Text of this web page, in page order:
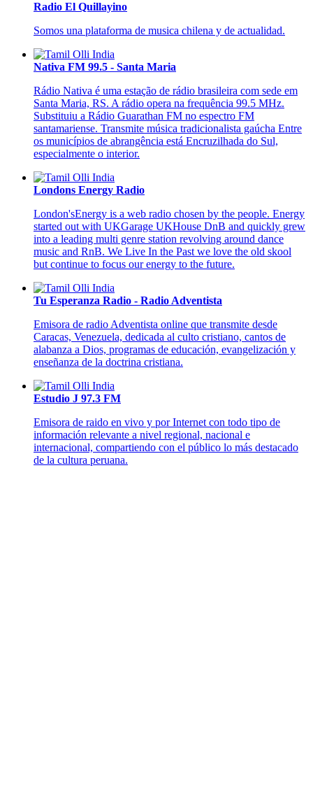
Radio El Quillayino
Somos una plataforma de musica chilena y de actualidad.
Nativa FM 99.5 - Santa Maria
Rádio Nativa é uma estação de rádio brasileira com sede em
Santa Maria, RS. A rádio opera na frequência 99.5 MHz.
Substituiu a Rádio Guarathan FM no espectro FM
santamariense. Transmite música tradicionalista gaúcha Entre
os municípios de abrangência está Encruzilhada do Sul,
especialmente o interior.
Londons Energy Radio
London'sEnergy is a web radio chosen by the people. Energy
started out with UKGarage UKHouse DnB and quickly grew
into a leading multi genre station revolving around dance
music and RnB. We Live In the Past we love the old skool
but continue to focus our energy to the future.
Tu Esperanza Radio - Radio Adventista
Emisora de radio Adventista online que transmite desde
Caracas, Venezuela, dedicada al culto cristiano, cantos de
alabanza a Dios, programas de educación, evangelización y
enseñanza de la doctrina cristiana.
Estudio J 97.3 FM
Emisora de raido en vivo y por Internet con todo tipo de
información relevante a nivel regional, nacional e
internacional, compartiendo con el público lo más destacado
de la cultura peruana.